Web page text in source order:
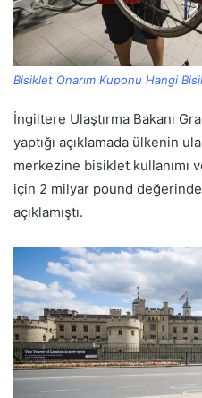
Bisiklet Onarım Kuponu Hangi
İngiltere Ulaştırma Bakanı
yaptığı açıklamada ülkenin
merkezine bisiklet kullanımı
için 2 milyar pound değerinde
açıklamıştı.